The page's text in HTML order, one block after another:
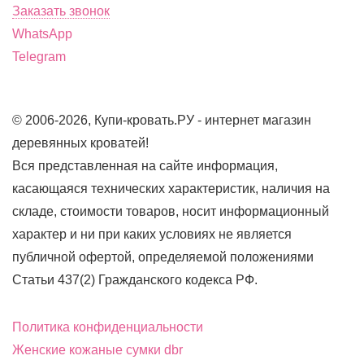
Заказать звонок
WhatsApp
Telegram
© 2006-2026, Купи-кровать.РУ - интернет магазин
деревянных кроватей!
Вся представленная на сайте информация,
касающаяся технических характеристик, наличия на
складе, стоимости товаров, носит информационный
характер и ни при каких условиях не является
публичной офертой, определяемой положениями
Статьи 437(2) Гражданского кодекса РФ.
Политика конфиденциальности
Женские кожаные сумки dbr